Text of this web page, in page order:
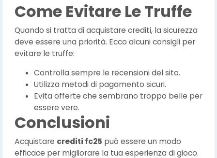
Come Evitare Le Truffe
Quando si tratta di acquistare crediti, la sicurezza
deve essere una priorità. Ecco alcuni consigli per
evitare le truffe:
Controlla sempre le recensioni del sito.
Utilizza metodi di pagamento sicuri.
Evita offerte che sembrano troppo belle per
essere vere.
Conclusioni
Acquistare crediti fc25 può essere un modo
efficace per migliorare la tua esperienza di gioco.